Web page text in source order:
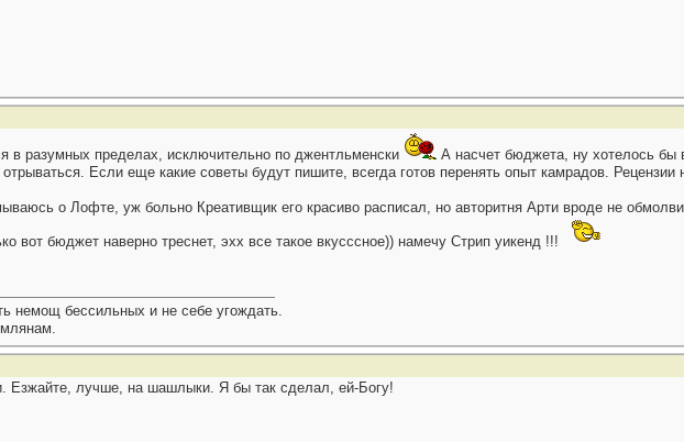
в разумных пределах, исключительно по джентльменски
А насчет бюджета, ну хотелось бы
Если еще какие советы будут пишите, всегда готов перенять опыт камрадов.
о Лофте, уж больно Креативщик его красиво расписал, но авторитня Арти вроде не
вот бюджет наверно треснет, эхх все такое вкусссное)) намечу Стрип уикенд !!!
немощ бессильных и не себе угождать.
Езжайте, лучше, на шашлыки. Я бы так сделал, ей-Богу!